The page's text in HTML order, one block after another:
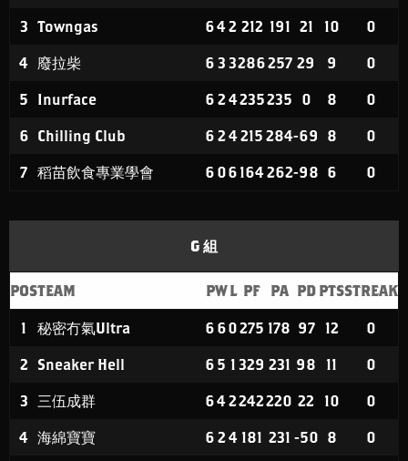
3 Towngas 642 212 191 21 10 0
4 廢拉柴 6 3 3286257 29 9 0
5 Inurface 6 24235235 0 8 0
6 Chilling Club 6 24215 284-69 8 0
7 稻苗飲食專業學會 6 06 164262-98 6 0
G 組
POSTEAM PWL PF PA PD PTSSTREAK
1 秘密冇氣Ultra 6 60275 178 97 12 0
2 Sneaker Hell 6 5 1 329 231 98 11 0
3 三伍成群 642242220 22 10 0
4 海綿寶寶 6 24 181 231 -50 8 0